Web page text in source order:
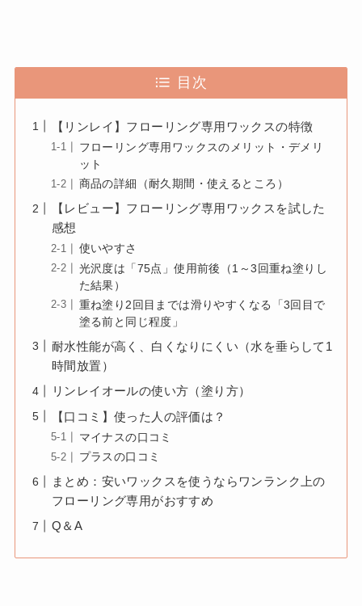
目次
【リンレイ】フローリング専用ワックスの特徴
フローリング専用ワックスのメリット・デメリ
ット
商品の詳細（耐久期間・使えるところ）
【レビュー】フローリング専用ワックスを試した
感想
使いやすさ
光沢度は「75点」使用前後（1～3回重ね塗りし
た結果）
重ね塗り2回目までは滑りやすくなる「3回目で
塗る前と同じ程度」
耐水性能が高く、白くなりにくい（水を垂らして1
時間放置）
リンレイオールの使い方（塗り方）
【口コミ】使った人の評価は？
マイナスの口コミ
プラスの口コミ
まとめ：安いワックスを使うならワンランク上の
フローリング専用がおすすめ
Q＆A